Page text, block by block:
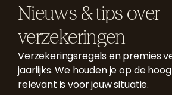
Nieuws & tips over
verzekeringen
Verzekeringsregels en premies
jaarlijks. We houden je op de
relevant is voor jouw situatie.